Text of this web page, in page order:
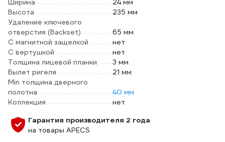
Ширина
24 мм
Высота
235 мм
Удаление ключевого
отверстия (Backset)
65 мм
С магнитной защелкой
нет
С вертушкой
нет
Толщина лицевой планки
3 мм
Вылет ригеля
21 мм
Min толщина дверного
полотна
40 мм
Коллекция
нет
Гарантия производителя 2 года
на товары APECS